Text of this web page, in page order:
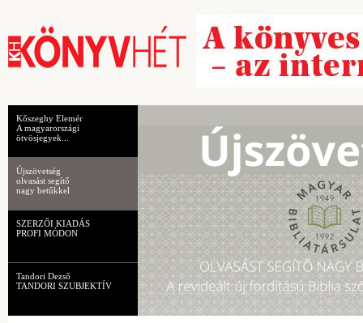
Kőszeghy Elemér
A magyarországi
ötvösjegyek...
Újszövetség
olvasást segítő
nagy betűkkel
SZERZŐI KIADÁS
PROFI MÓDON
Tandori Dezső
TANDORI SZUBJEKTÍV